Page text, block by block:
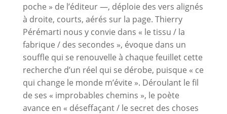
poche » de l’éditeur —, déploie des vers alignés
à droite, courts, aérés sur la page. Thierry
Pérémarti nous y convie dans « le tissu / la
fabrique / des secondes », évoque dans un
souffle qui se renouvelle à chaque feuillet cette
recherche d’un réel qui se dérobe, puisque « ce
qui change le monde m’évite ». Déroulant le fil
de ses « improbables chemins », le poète
avance en « déseffaçant / le secret des choses